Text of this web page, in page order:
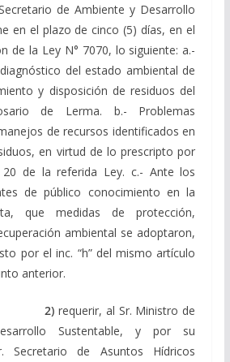
de Ambiente y Desarrollo
en el plazo de cinco (5) días, en el
de la Ley N° 7070, lo siguiente: a.-
del estado ambiental de
y disposición de residuos del
de Lerma. b.- Problemas
de recursos identificados en
en virtud de lo prescripto por
de la referida Ley. c.- Ante los
de público conocimiento en la
que medidas de protección,
ambiental se adoptaron,
por el inc. “h” del mismo artículo
anterior.
2) requerir, al Sr. Ministro de
Sustentable, y por su
Secretario de Asuntos Hídricos